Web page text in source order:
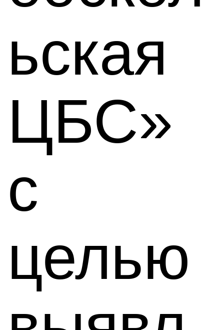
ьская
ЦБС»
с
целью